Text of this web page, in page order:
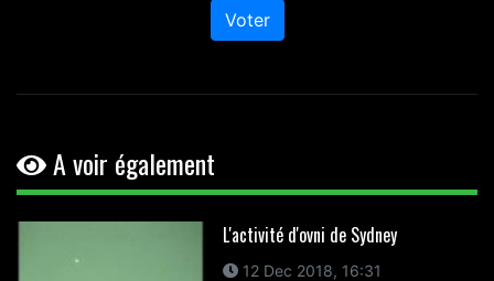
Voter
A voir également
L'activité d'ovni de Sydney
12 Dec 2018, 16:31